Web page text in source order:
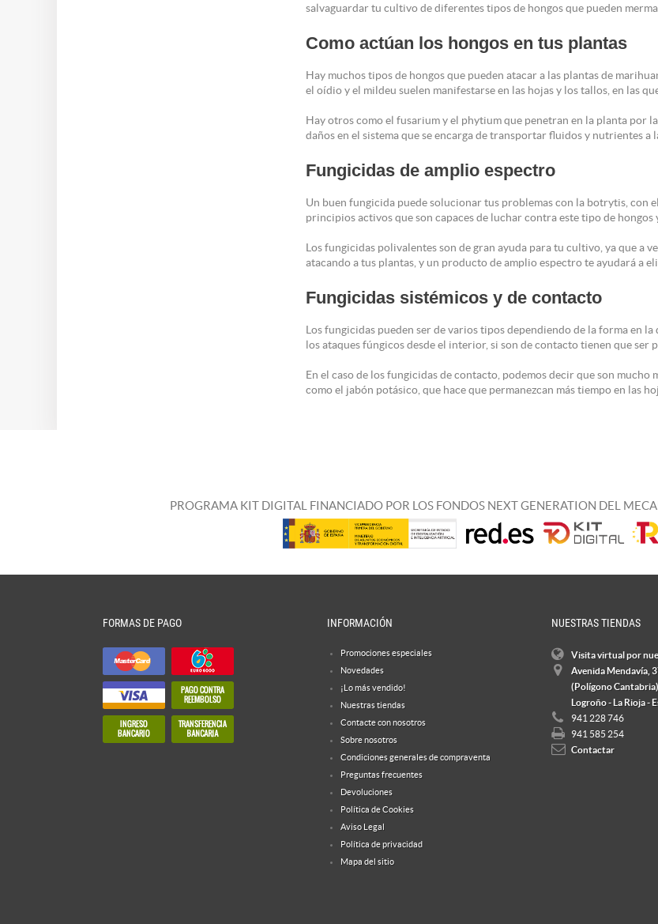
salvaguardar tu cultivo de diferentes tipos de hongos que pueden
Como actúan los hongos en tus plantas
Hay muchos tipos de hongos que pueden atacar a las plantas de
el oídio y el mildeu suelen manifestarse en las hojas y los tallos, en las
Hay otros como el fusarium y el phytium que penetran en la planta por
daños en el sistema que se encarga de transportar fluidos y nutrientes a
Fungicidas de amplio espectro
Un buen fungicida puede solucionar tus problemas con la botrytis, con
principios activos que son capaces de luchar contra este tipo de hongos
Los fungicidas polivalentes son de gran ayuda para tu cultivo, ya que a
atacando a tus plantas, y un producto de amplio espectro te ayudará a
Fungicidas sistémicos y de contacto
Los fungicidas pueden ser de varios tipos dependiendo de la forma en
los ataques fúngicos desde el interior, si son de contacto tienen que ser
En el caso de los fungicidas de contacto, podemos decir que son
como el jabón potásico, que hace que permanezcan más tiempo en las
PROGRAMA KIT DIGITAL FINANCIADO POR LOS FONDOS NEXT GENERATION DEL
FORMAS DE PAGO INFORMACIÓN
Promociones especiales
Novedades
¡Lo más vendido!
Nuestras tiendas
Contacte con nosotros
Sobre nosotros
Condiciones generales de compraventa
Preguntas frecuentes
Devoluciones
Política de Cookies
Aviso Legal
Política de privacidad
Mapa del sitio
NUESTRAS TIENDAS
Visita virtual por
Avenida Mendavía,
(Polígono
Logroño - La Rioja -
941 228 746
941 585 254
Contactar